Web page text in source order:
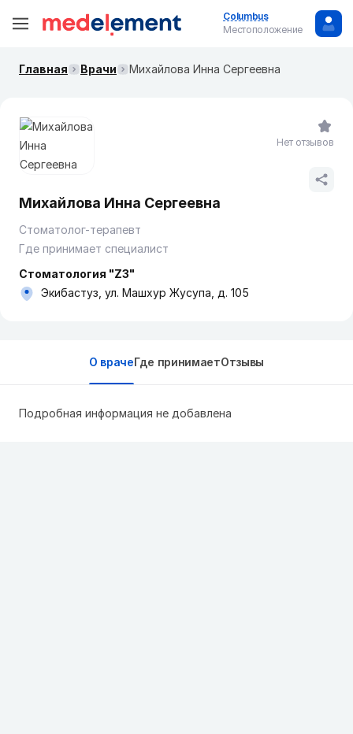
Columbus
Местоположение
Главная Врачи Михайлова Инна Сергеевна
Михайлова Инна Сергеевна
Стоматолог-терапевт
Где принимает специалист
Стоматология "Z3"
Экибастуз, ул. Машхур Жусупа, д. 105
Нет отзывов
О врачеГде принимаетОтзывы
Подробная информация не добавлена